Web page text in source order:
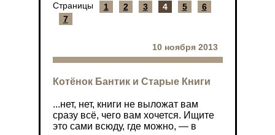
Страницы 1 2 3 4 5
6
7
10 ноября 2013
Котёнок Бантик и Старые Книги
...нет, нет, книги не выложат вам
сразу всё, чего вам хочется. Ищите
это сами всюду, где можно, — в